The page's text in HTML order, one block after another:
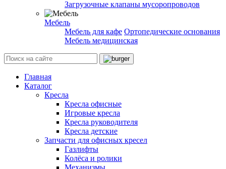
Загрузочные клапаны мусоропроводов
Мебель
Мебель для кафе Ортопедические основания
Мебель медицинская
Главная
Каталог
Кресла
Кресла офисные
Игровые кресла
Кресла руководителя
Кресла детские
Запчасти для офисных кресел
Газлифты
Колёса и ролики
Механизмы